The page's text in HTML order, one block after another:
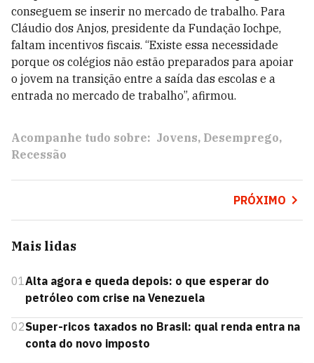
conseguem se inserir no mercado de trabalho. Para
Cláudio dos Anjos, presidente da Fundação Iochpe,
faltam incentivos fiscais. “Existe essa necessidade
porque os colégios não estão preparados para apoiar
o jovem na transição entre a saída das escolas e a
entrada no mercado de trabalho”, afirmou.
Acompanhe tudo sobre: Jovens Desemprego
Recessão
PRÓXIMO
Mais lidas
01Alta agora e queda depois: o que esperar do
petróleo com crise na Venezuela
02Super-ricos taxados no Brasil: qual renda entra na
conta do novo imposto